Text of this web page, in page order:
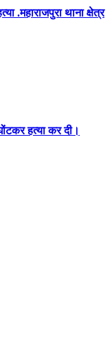
.महाराजपुरा थाना क्षेत्र
हत्या कर दी।